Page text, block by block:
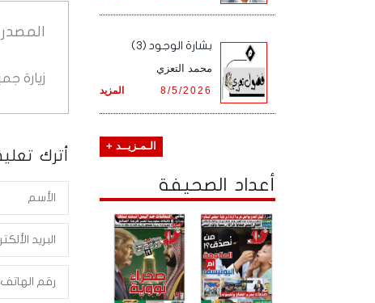
المصدر
زيارة
أترك
بشارة الوجود (3)
محمد التعزي
المزيد 8/5/2026
الـمـزيــد +
أعداد الصحيفة